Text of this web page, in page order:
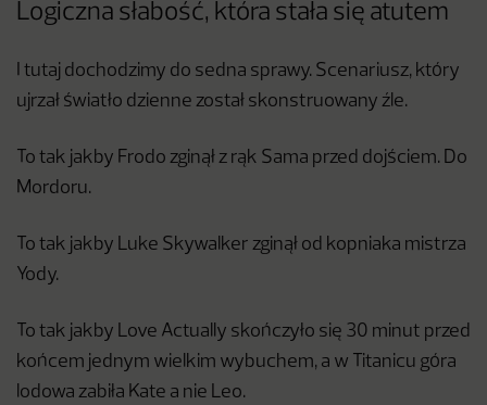
Logiczna słabość, która stała się atutem
I tutaj dochodzimy do sedna sprawy. Scenariusz, który
ujrzał światło dzienne został skonstruowany źle.
To tak jakby Frodo zginął z rąk Sama przed dojściem. Do
Mordoru.
To tak jakby Luke Skywalker zginął od kopniaka mistrza
Yody.
To tak jakby Love Actually skończyło się 30 minut przed
końcem jednym wielkim wybuchem, a w Titanicu góra
lodowa zabiła Kate a nie Leo.